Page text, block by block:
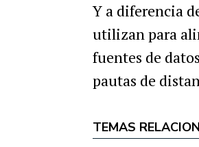
Y a diferencia
utilizan para
fuentes de
pautas de
TEMAS